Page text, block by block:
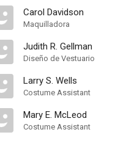
Carol Davidson
Maquilladora
Judith R. Gellman
Diseño de Vestuario
Larry S. Wells
Costume Assistant
Mary E. McLeod
Costume Assistant